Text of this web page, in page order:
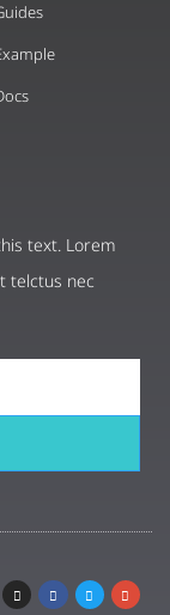
text. Lorem
telctus nec